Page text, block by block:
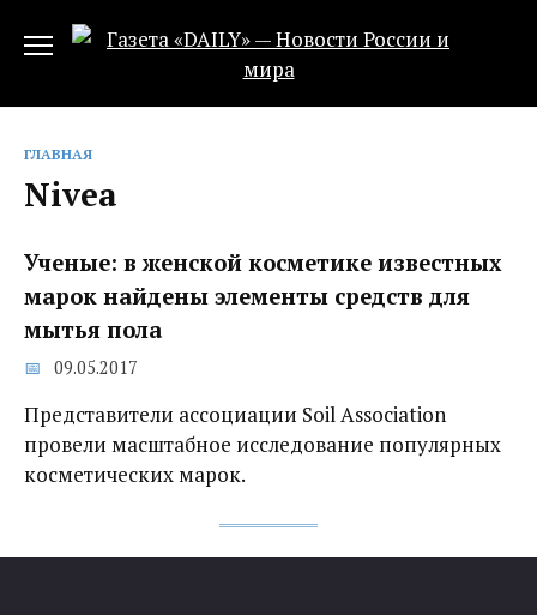
ГЛАВНАЯ
Nivea
Ученые: в женской косметике известных
марок найдены элементы средств для
мытья пола
09.05.2017
Представители ассоциации Soil Association
провели масштабное исследование популярных
косметических марок.